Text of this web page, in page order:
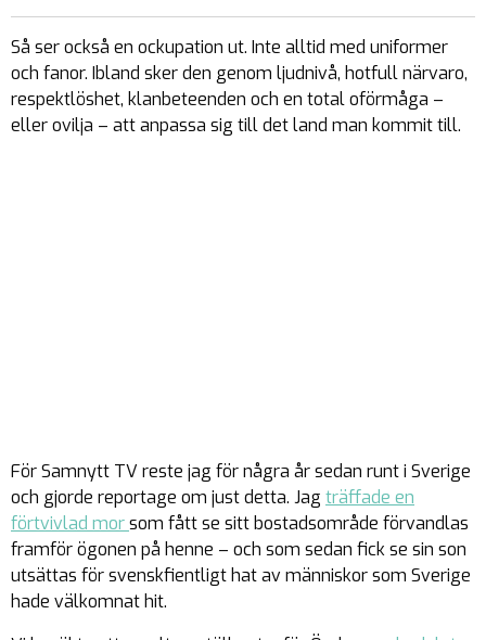
Så ser också en ockupation ut. Inte alltid med uniformer
och fanor. Ibland sker den genom ljudnivå, hotfull närvaro,
respektlöshet, klanbeteenden och en total oförmåga –
eller ovilja – att anpassa sig till det land man kommit till.
För Samnytt TV reste jag för några år sedan runt i Sverige
och gjorde reportage om just detta. Jag träffade en
förtvivlad morsom fått se sitt bostadsområde förvandlas
framför ögonen på henne – och som sedan fick se sin son
utsättas för svenskfientligt hat av människor som Sverige
hade välkomnat hit.